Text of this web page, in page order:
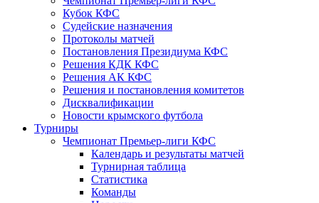
Кубок КФС
Судейские назначения
Протоколы матчей
Постановления Президиума КФС
Решения КДК КФС
Решения АК КФС
Решения и постановления комитетов
Дисквалификации
Новости крымского футбола
Турниры
Чемпионат Премьер-лиги КФС
Календарь и результаты матчей
Турнирная таблица
Статистика
Команды